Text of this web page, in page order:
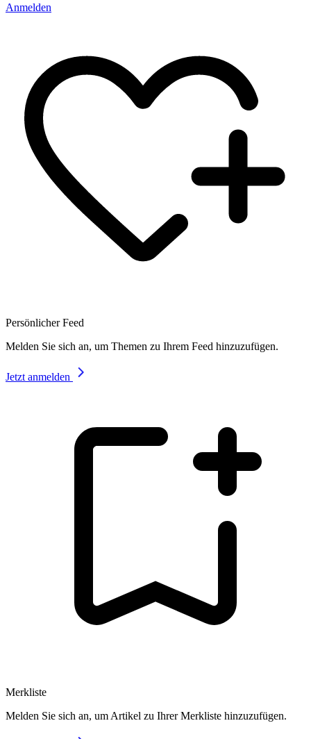
Anmelden
Persönlicher Feed
Melden Sie sich an, um Themen zu Ihrem Feed hinzuzufügen.
Jetzt anmelden
Merkliste
Melden Sie sich an, um Artikel zu Ihrer Merkliste hinzuzufügen.